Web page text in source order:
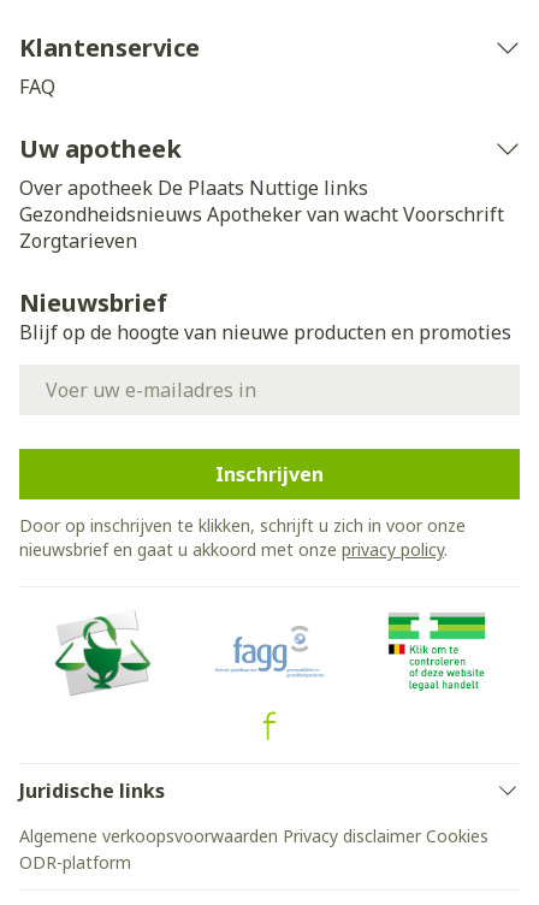
Klantenservice
FAQ
Uw apotheek
Over apotheek De Plaats Nuttige links
Gezondheidsnieuws Apotheker van wachtVoorschrift
Zorgtarieven
Nieuwsbrief
Blijf op de hoogte van nieuwe producten en promoties
Inschrijven
Door op inschrijven te klikken, schrijft u zich in voor onze
nieuwsbrief en gaat u akkoord met onze privacy policy.
Juridische links
Algemene verkoopsvoorwaarden Privacy disclaimer Cookies
ODR-platform